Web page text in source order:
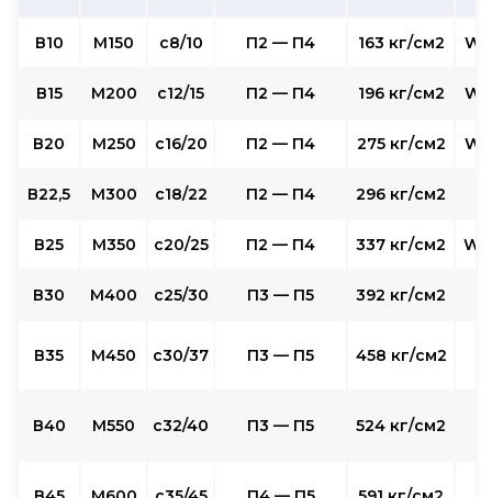
В10 М150 c8/10 П2 — П4 163 кг/см2
В15 М200 с12/15 П2 — П4 196 кг/см2
В20 М250 с16/20 П2 — П4 275 кг/см2
В22,5 М300 с18/22 П2 — П4 296 кг/см2
В25 М350 с20/25 П2 — П4 337 кг/см2
В30 М400 с25/30 П3 — П5 392 кг/см2
В35 М450 с30/37 П3 — П5 458 кг/см2
В40 М550 с32/40 П3 — П5 524 кг/см2